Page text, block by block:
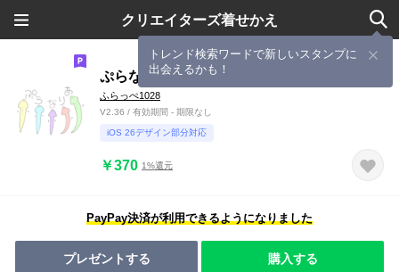
クリエイターズ着せかえ
トレンド検索ワードで新しいスタンプに
出会えるかも！
ぷらなりあ
ふらっぺ1028
V2.36 / 有効期間 - 期限なし
iOS 26デザイン部分対応
￥370 1%還元
PayPay決済が利用できるようになりました
プレゼントする 購入する